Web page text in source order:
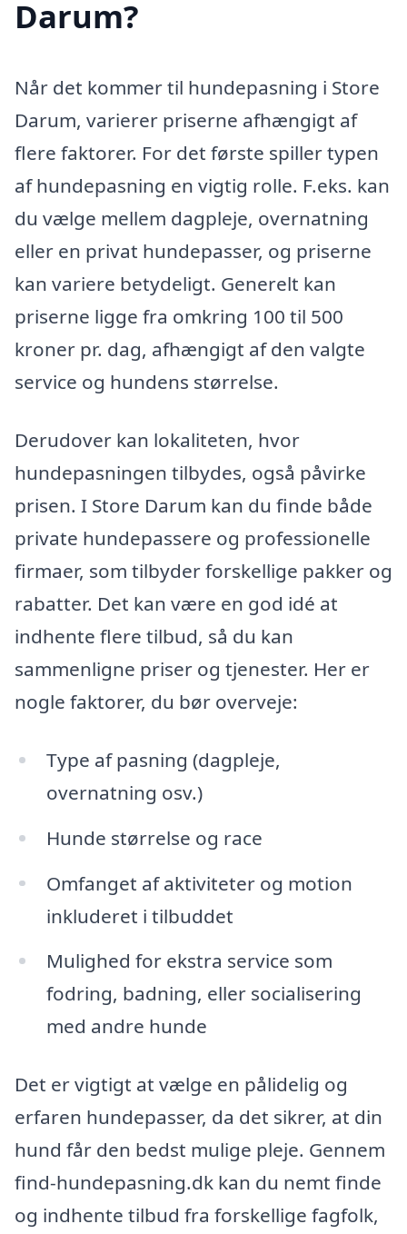
Darum?
Når det kommer til hundepasning i Store
Darum, varierer priserne afhængigt af
flere faktorer. For det første spiller typen
af hundepasning en vigtig rolle. F.eks. kan
du vælge mellem dagpleje, overnatning
eller en privat hundepasser, og priserne
kan variere betydeligt. Generelt kan
priserne ligge fra omkring 100 til 500
kroner pr. dag, afhængigt af den valgte
service og hundens størrelse.
Derudover kan lokaliteten, hvor
hundepasningen tilbydes, også påvirke
prisen. I Store Darum kan du finde både
private hundepassere og professionelle
firmaer, som tilbyder forskellige pakker og
rabatter. Det kan være en god idé at
indhente flere tilbud, så du kan
sammenligne priser og tjenester. Her er
nogle faktorer, du bør overveje:
Type af pasning (dagpleje,
overnatning osv.)
Hunde størrelse og race
Omfanget af aktiviteter og motion
inkluderet i tilbuddet
Mulighed for ekstra service som
fodring, badning, eller socialisering
med andre hunde
Det er vigtigt at vælge en pålidelig og
erfaren hundepasser, da det sikrer, at din
hund får den bedst mulige pleje. Gennem
find-hundepasning.dk kan du nemt finde
og indhente tilbud fra forskellige fagfolk,